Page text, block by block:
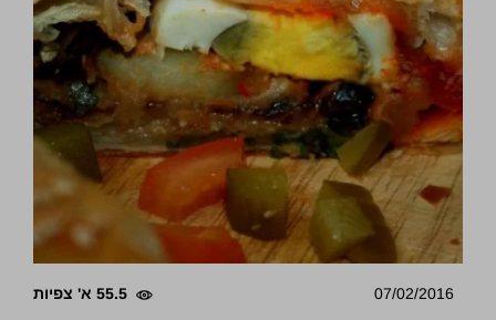
07/02/2016 55.5 א' צפיות